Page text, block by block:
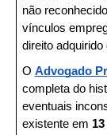
não
vínculos
direito
O Advogado
completa do
eventuais
existente em